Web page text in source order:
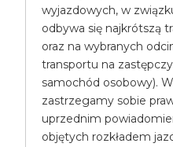
wyjazdowych, w
odbywa się najkrótszą
oraz na wybranych
transportu na
samochód osobowy).
zastrzegamy sobie
uprzednim
objętych rozkładem